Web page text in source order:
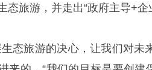
态旅游，并走出“政府主导+企
态旅游的决心，让我们对未